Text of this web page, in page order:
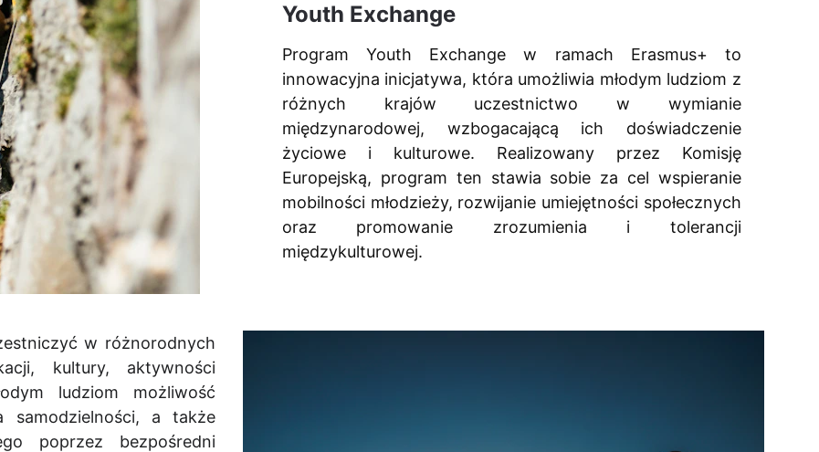
Youth Exchange
Program Youth Exchange w ramach Erasmus+ to
innowacyjna inicjatywa, która umożliwia młodym ludziom z
różnych krajów uczestnictwo w wymianie
międzynarodowej, wzbogacającą ich doświadczenie
życiowe i kulturowe. Realizowany przez Komisję
Europejską, program ten stawia sobie za cel wspieranie
mobilności młodzieży, rozwijanie umiejętności społecznych
oraz promowanie zrozumienia i tolerancji
międzykulturowej.
w różnorodnych
kultury, aktywności
ludziom możliwość
samodzielności, a także
poprzez bezpośredni